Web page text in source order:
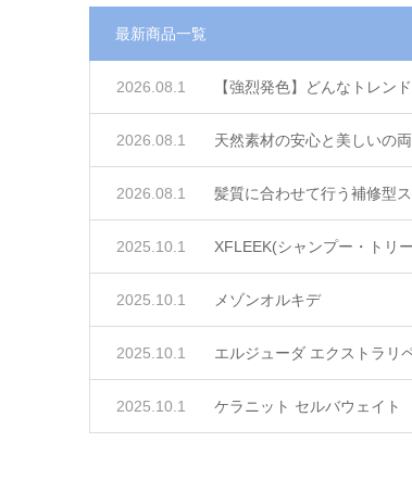
最新商品一覧
【強烈発色】どんなトレン
2026.08.1
天然素材の安心と美しいの
2026.08.1
髪質に合わせて行う補修型
2026.08.1
XFLEEK(シャンプー・トリ
2025.10.1
メゾンオルキデ
2025.10.1
エルジューダ エクストラリ
2025.10.1
ケラニット セルバウェイト
2025.10.1